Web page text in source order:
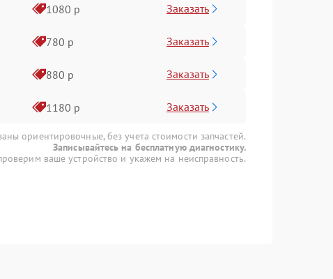
1080 р Заказать
780 р Заказать
880 р Заказать
1180 р Заказать
ориентировочные, без учета стоимости запчастей.
Записывайтесь на бесплатную диагностику.
ваше устройство и укажем на неисправность.